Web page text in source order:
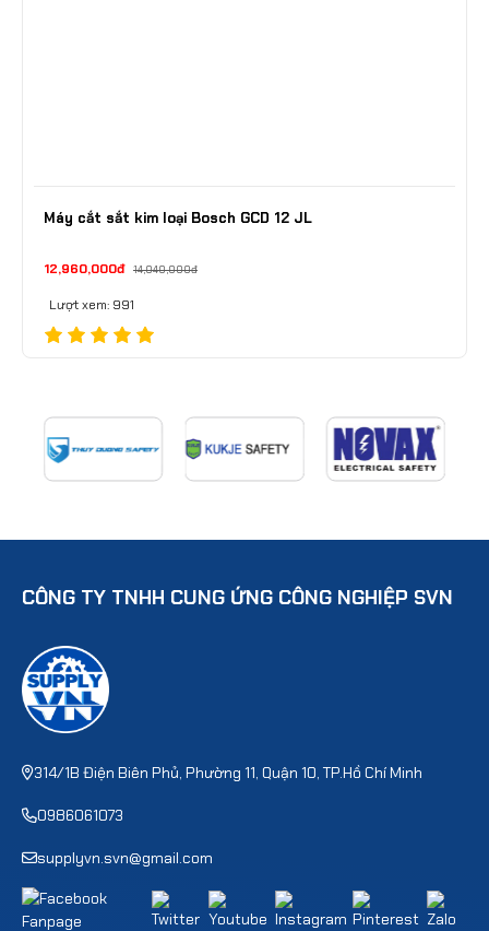
Máy cắt sắt kim loại Bosch GCD 12 JL
12,960,000đ 14,040,000đ
Lượt xem: 991
CÔNG TY TNHH CUNG ỨNG CÔNG NGHIỆP SVN
314/1B Điện Biên Phủ, Phường 11, Quận 10, TP.Hồ Chí Minh
0986061073
supplyvn.svn@gmail.com